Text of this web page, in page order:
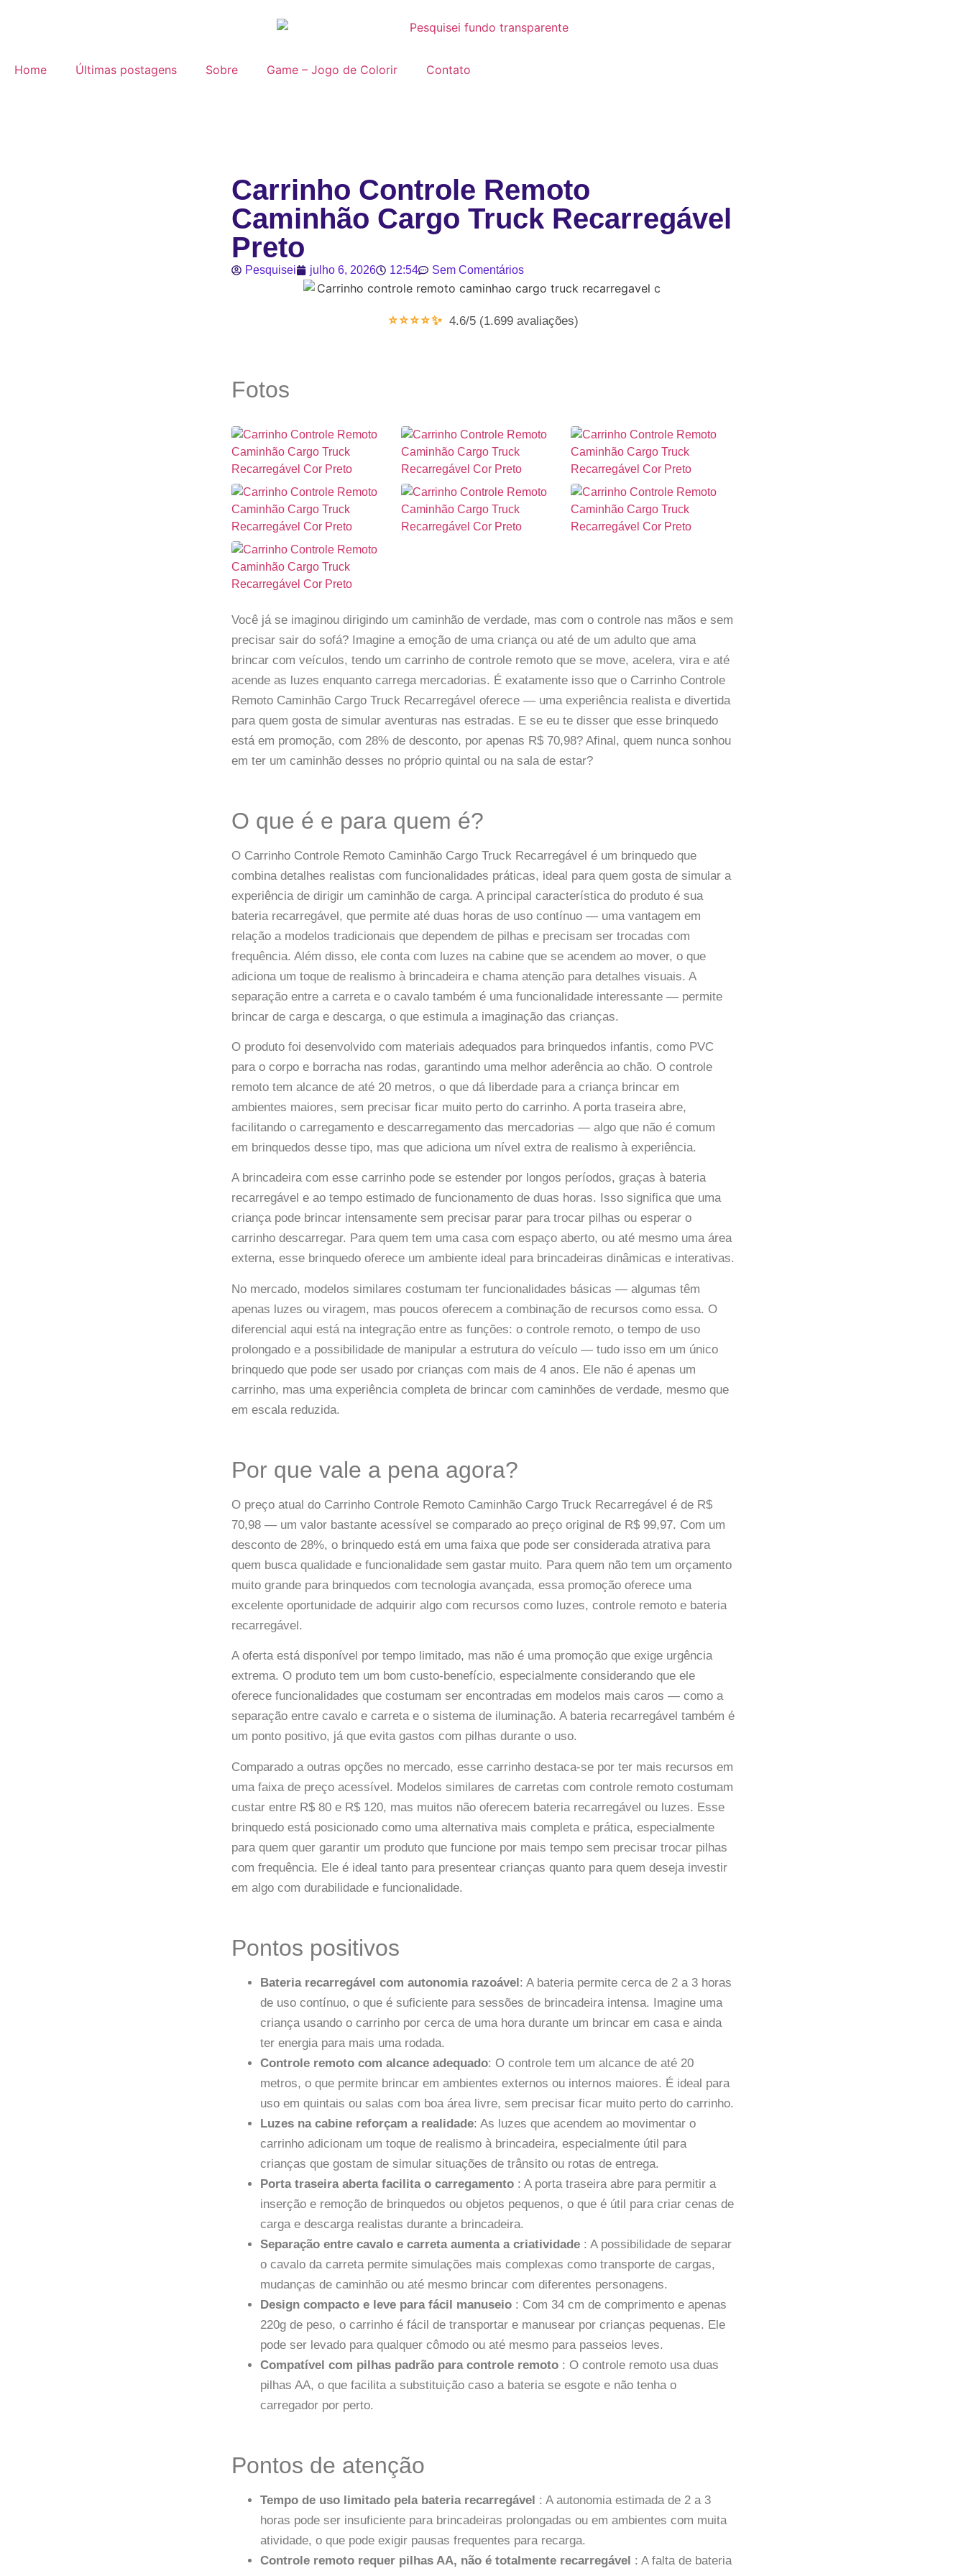
Home Últimas postagens Sobre Game – Jogo de Colorir Contato
Carrinho Controle Remoto
Caminhão Cargo Truck Recarregável
Preto
Pesquisei julho 6, 2026 12:54 Sem Comentários
⭐⭐⭐⭐✨ 4.6/5 (1.699 avaliações)
Fotos
Você já se imaginou dirigindo um caminhão de verdade, mas com o controle nas mãos e sem
precisar sair do sofá? Imagine a emoção de uma criança ou até de um adulto que ama
brincar com veículos, tendo um carrinho de controle remoto que se move, acelera, vira e até
acende as luzes enquanto carrega mercadorias. É exatamente isso que o Carrinho Controle
Remoto Caminhão Cargo Truck Recarregável oferece — uma experiência realista e divertida
para quem gosta de simular aventuras nas estradas. E se eu te disser que esse brinquedo
está em promoção, com 28% de desconto, por apenas R$ 70,98? Afinal, quem nunca sonhou
em ter um caminhão desses no próprio quintal ou na sala de estar?
O que é e para quem é?
O Carrinho Controle Remoto Caminhão Cargo Truck Recarregável é um brinquedo que
combina detalhes realistas com funcionalidades práticas, ideal para quem gosta de simular a
experiência de dirigir um caminhão de carga. A principal característica do produto é sua
bateria recarregável, que permite até duas horas de uso contínuo — uma vantagem em
relação a modelos tradicionais que dependem de pilhas e precisam ser trocadas com
frequência. Além disso, ele conta com luzes na cabine que se acendem ao mover, o que
adiciona um toque de realismo à brincadeira e chama atenção para detalhes visuais. A
separação entre a carreta e o cavalo também é uma funcionalidade interessante — permite
brincar de carga e descarga, o que estimula a imaginação das crianças.
O produto foi desenvolvido com materiais adequados para brinquedos infantis, como PVC
para o corpo e borracha nas rodas, garantindo uma melhor aderência ao chão. O controle
remoto tem alcance de até 20 metros, o que dá liberdade para a criança brincar em
ambientes maiores, sem precisar ficar muito perto do carrinho. A porta traseira abre,
facilitando o carregamento e descarregamento das mercadorias — algo que não é comum
em brinquedos desse tipo, mas que adiciona um nível extra de realismo à experiência.
A brincadeira com esse carrinho pode se estender por longos períodos, graças à bateria
recarregável e ao tempo estimado de funcionamento de duas horas. Isso significa que uma
criança pode brincar intensamente sem precisar parar para trocar pilhas ou esperar o
carrinho descarregar. Para quem tem uma casa com espaço aberto, ou até mesmo uma área
externa, esse brinquedo oferece um ambiente ideal para brincadeiras dinâmicas e interativas.
No mercado, modelos similares costumam ter funcionalidades básicas — algumas têm
apenas luzes ou viragem, mas poucos oferecem a combinação de recursos como essa. O
diferencial aqui está na integração entre as funções: o controle remoto, o tempo de uso
prolongado e a possibilidade de manipular a estrutura do veículo — tudo isso em um único
brinquedo que pode ser usado por crianças com mais de 4 anos. Ele não é apenas um
carrinho, mas uma experiência completa de brincar com caminhões de verdade, mesmo que
em escala reduzida.
Por que vale a pena agora?
O preço atual do Carrinho Controle Remoto Caminhão Cargo Truck Recarregável é de R$
70,98 — um valor bastante acessível se comparado ao preço original de R$ 99,97. Com um
desconto de 28%, o brinquedo está em uma faixa que pode ser considerada atrativa para
quem busca qualidade e funcionalidade sem gastar muito. Para quem não tem um orçamento
muito grande para brinquedos com tecnologia avançada, essa promoção oferece uma
excelente oportunidade de adquirir algo com recursos como luzes, controle remoto e bateria
recarregável.
A oferta está disponível por tempo limitado, mas não é uma promoção que exige urgência
extrema. O produto tem um bom custo-benefício, especialmente considerando que ele
oferece funcionalidades que costumam ser encontradas em modelos mais caros — como a
separação entre cavalo e carreta e o sistema de iluminação. A bateria recarregável também é
um ponto positivo, já que evita gastos com pilhas durante o uso.
Comparado a outras opções no mercado, esse carrinho destaca-se por ter mais recursos em
uma faixa de preço acessível. Modelos similares de carretas com controle remoto costumam
custar entre R$ 80 e R$ 120, mas muitos não oferecem bateria recarregável ou luzes. Esse
brinquedo está posicionado como uma alternativa mais completa e prática, especialmente
para quem quer garantir um produto que funcione por mais tempo sem precisar trocar pilhas
com frequência. Ele é ideal tanto para presentear crianças quanto para quem deseja investir
em algo com durabilidade e funcionalidade.
Pontos positivos
Bateria recarregável com autonomia razoável: A bateria permite cerca de 2 a 3 horas
de uso contínuo, o que é suficiente para sessões de brincadeira intensa. Imagine uma
criança usando o carrinho por cerca de uma hora durante um brincar em casa e ainda
ter energia para mais uma rodada.
Controle remoto com alcance adequado: O controle tem um alcance de até 20
metros, o que permite brincar em ambientes externos ou internos maiores. É ideal para
uso em quintais ou salas com boa área livre, sem precisar ficar muito perto do carrinho.
Luzes na cabine reforçam a realidade: As luzes que acendem ao movimentar o
carrinho adicionam um toque de realismo à brincadeira, especialmente útil para
crianças que gostam de simular situações de trânsito ou rotas de entrega.
Porta traseira aberta facilita o carregamento : A porta traseira abre para permitir a
inserção e remoção de brinquedos ou objetos pequenos, o que é útil para criar cenas de
carga e descarga realistas durante a brincadeira.
Separação entre cavalo e carreta aumenta a criatividade : A possibilidade de separar
o cavalo da carreta permite simulações mais complexas como transporte de cargas,
mudanças de caminhão ou até mesmo brincar com diferentes personagens.
Design compacto e leve para fácil manuseio : Com 34 cm de comprimento e apenas
220g de peso, o carrinho é fácil de transportar e manusear por crianças pequenas. Ele
pode ser levado para qualquer cômodo ou até mesmo para passeios leves.
Compatível com pilhas padrão para controle remoto : O controle remoto usa duas
pilhas AA, o que facilita a substituição caso a bateria se esgote e não tenha o
carregador por perto.
Pontos de atenção
Tempo de uso limitado pela bateria recarregável : A autonomia estimada de 2 a 3
horas pode ser insuficiente para brincadeiras prolongadas ou em ambientes com muita
atividade, o que pode exigir pausas frequentes para recarga.
Controle remoto requer pilhas AA, não é totalmente recarregável : A falta de bateria